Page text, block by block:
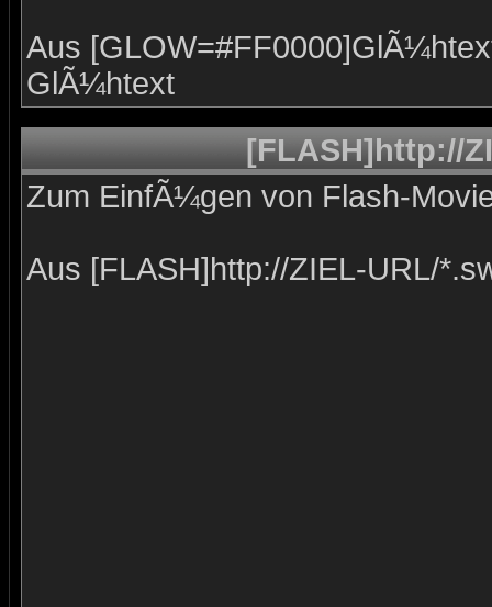
Aus
GlÃ¼htext
[FLASH]http://
Zum EinfÃ¼gen von Flash-
Aus [FLASH]http://ZIEL-URL/